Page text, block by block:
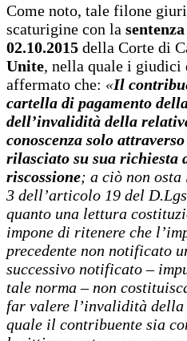
Come noto, tale filone
scaturigine con la
02.10.2015 della Corte di
Unite, nella quale i giudici
affermato che: «Il
cartella di pagamento
dell’invalidità della
conoscenza solo
rilasciato su sua richiesta
riscossione; a ciò non osta
3 dell’articolo 19 del
quanto una lettura
impone di ritenere che
precedente non notificato
successivo notificato –
tale norma – non
far valere l’invalidità
quale il contribuente sia